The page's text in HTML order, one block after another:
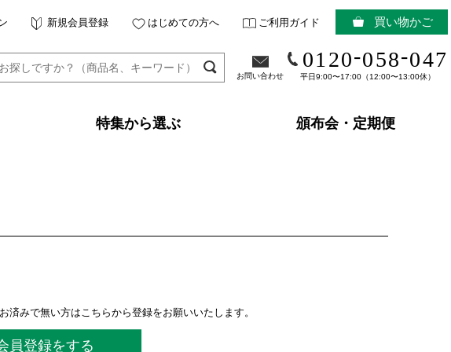
新規会員登録 はじめての方へ ご利用ガイド 買い物かご
お問い合わせ
0120-058-047
平日9:00〜17:00（12:00〜13:00休）
特集から選ぶ 頒布会・定期便
済みで無い方はこちらから登録をお願いいたします。
員登録をする